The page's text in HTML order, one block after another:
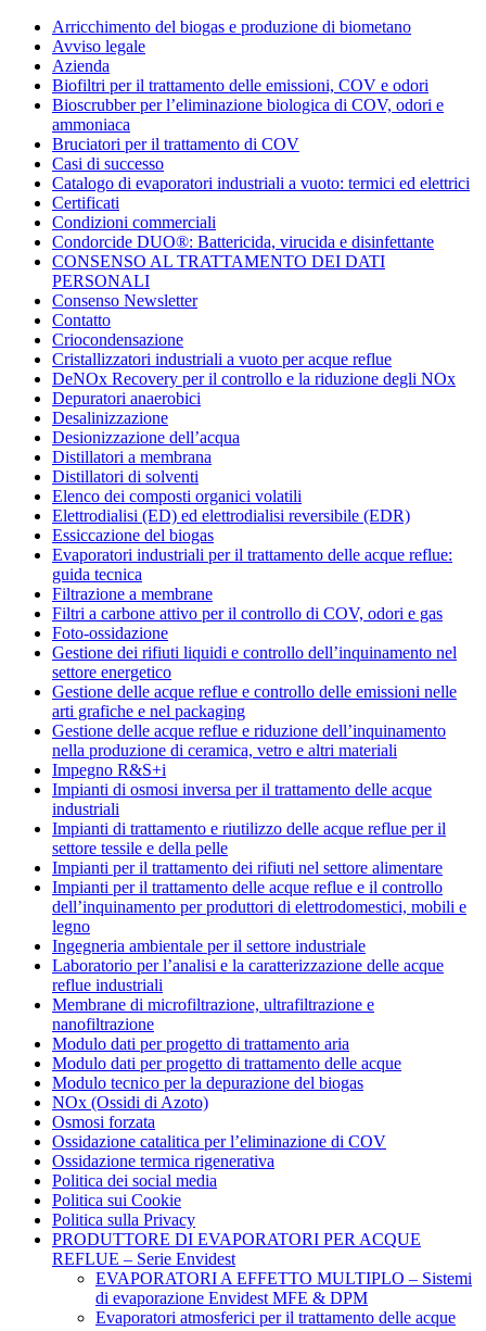
Condorchem
Enviro
Solutions
Arricchimento del biogas e produzione di biometano
Avviso legale
Azienda
Biofiltri per il trattamento delle emissioni, COV e odori
Bioscrubber per l’eliminazione biologica di COV, odori e
ammoniaca
Bruciatori per il trattamento di COV
Casi di successo
Catalogo di evaporatori industriali a vuoto: termici ed elettrici
Certificati
Condizioni commerciali
Condorcide DUO®: Battericida, virucida e disinfettante
CONSENSO AL TRATTAMENTO DEI DATI
PERSONALI
Consenso Newsletter
Contatto
Criocondensazione
Cristallizzatori industriali a vuoto per acque reflue
DeNOx Recovery per il controllo e la riduzione degli NOx
Depuratori anaerobici
Desalinizzazione
Desionizzazione dell’acqua
Distillatori a membrana
Distillatori di solventi
Elenco dei composti organici volatili
Elettrodialisi (ED) ed elettrodialisi reversibile (EDR)
Essiccazione del biogas
Evaporatori industriali per il trattamento delle acque reflue:
guida tecnica
Filtrazione a membrane
Filtri a carbone attivo per il controllo di COV, odori e gas
Foto-ossidazione
Gestione dei rifiuti liquidi e controllo dell’inquinamento nel
settore energetico
Gestione delle acque reflue e controllo delle emissioni nelle
arti grafiche e nel packaging
Gestione delle acque reflue e riduzione dell’inquinamento
nella produzione di ceramica, vetro e altri materiali
Impegno R&S+i
Impianti di osmosi inversa per il trattamento delle acque
industriali
Impianti di trattamento e riutilizzo delle acque reflue per il
settore tessile e della pelle
Impianti per il trattamento dei rifiuti nel settore alimentare
Impianti per il trattamento delle acque reflue e il controllo
dell’inquinamento per produttori di elettrodomestici, mobili e
legno
Ingegneria ambientale per il settore industriale
Laboratorio per l’analisi e la caratterizzazione delle acque
reflue industriali
Membrane di microfiltrazione, ultrafiltrazione e
nanofiltrazione
Modulo dati per progetto di trattamento aria
Modulo dati per progetto di trattamento delle acque
Modulo tecnico per la depurazione del biogas
NOx (Ossidi di Azoto)
Osmosi forzata
Ossidazione catalitica per l’eliminazione di COV
Ossidazione termica rigenerativa
Politica dei social media
Politica sui Cookie
Politica sulla Privacy
PRODUTTORE DI EVAPORATORI PER ACQUE
REFLUE – Serie Envidest
EVAPORATORI A EFFETTO MULTIPLO – Sistemi
di evaporazione Envidest MFE & DPM
Evaporatori atmosferici per il trattamento delle acque